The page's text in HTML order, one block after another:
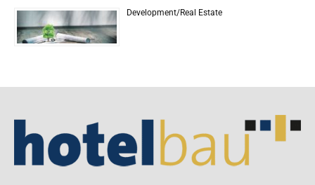
Development/Real Estate